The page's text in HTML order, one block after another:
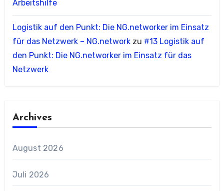
Arbeitshilfe
Logistik auf den Punkt: Die NG.networker im Einsatz
für das Netzwerk – NG.networkzu #13 Logistik auf
den Punkt: Die NG.networker im Einsatz für das
Netzwerk
Archives
August 2026
Juli 2026